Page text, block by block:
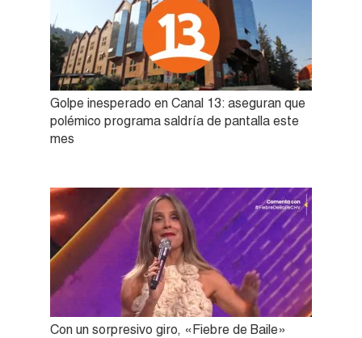
Golpe inesperado en Canal 13: aseguran que
polémico programa saldría de pantalla este
mes
Con un sorpresivo giro, «Fiebre de Baile»